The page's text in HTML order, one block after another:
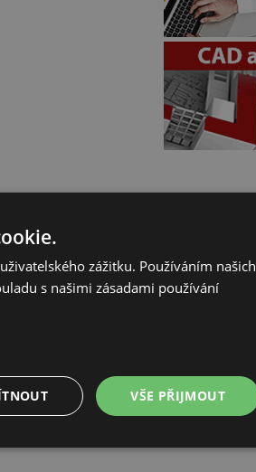
zážitku. Používáním našich
s našimi zásadami používání
VŠE PŘIJMOUT
Funkční soubory
Nezařazené